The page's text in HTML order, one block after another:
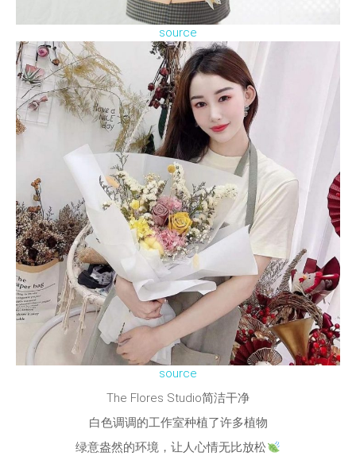
source
source
The Flores Studio简洁干净
白色调调的工作室种植了许多植物
绿意盎然的环境，让人心情无比放松